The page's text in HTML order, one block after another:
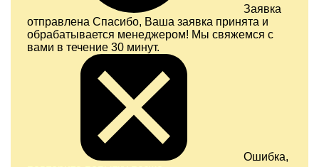
Заявка
отправлена Спасибо, Ваша заявка принята и
обрабатывается менеджером! Мы свяжемся с
вами в течение 30 минут.
Ошибка,